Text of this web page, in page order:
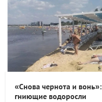
«Снова чернота и
гниющие водоросли